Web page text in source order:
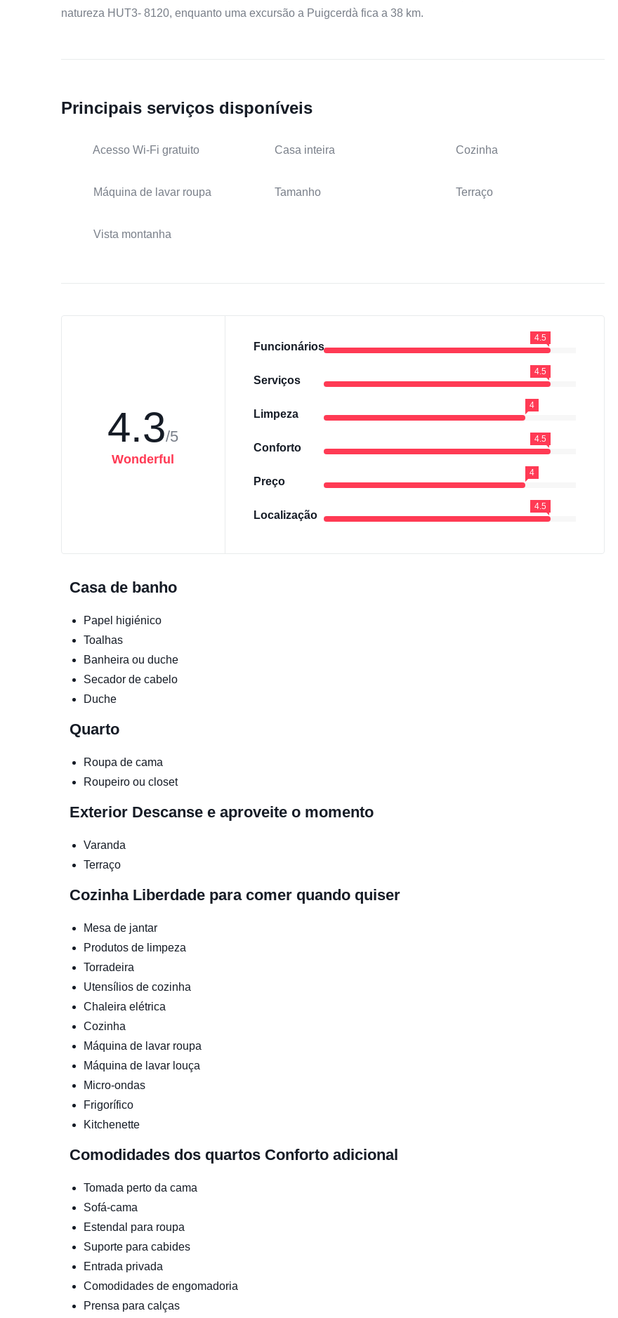
natureza HUT3- 8120, enquanto uma excursão a Puigcerdà fica a 38 km.
Principais serviços disponíveis
Acesso Wi-Fi gratuito Casa inteira Cozinha
Máquina de lavar roupa Tamanho Terraço
Vista montanha
4.3/5
Wonderful
Funcionários
4.5
Serviços
4.5
Limpeza
4
Conforto
4.5
Preço
4
Localização
4.5
Casa de banho
Papel higiénico
Toalhas
Banheira ou duche
Secador de cabelo
Duche
Quarto
Roupa de cama
Roupeiro ou closet
Exterior Descanse e aproveite o momento
Varanda
Terraço
Cozinha Liberdade para comer quando quiser
Mesa de jantar
Produtos de limpeza
Torradeira
Utensílios de cozinha
Chaleira elétrica
Cozinha
Máquina de lavar roupa
Máquina de lavar louça
Micro-ondas
Frigorífico
Kitchenette
Comodidades dos quartos Conforto adicional
Tomada perto da cama
Sofá-cama
Estendal para roupa
Suporte para cabides
Entrada privada
Comodidades de engomadoria
Prensa para calças